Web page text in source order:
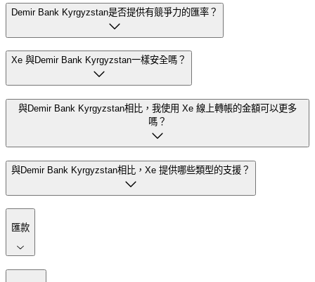
Demir Bank Kyrgyzstan是否提供有競爭力的匯率？
Xe 與Demir Bank Kyrgyzstan一樣安全嗎？
與Demir Bank Kyrgyzstan相比，我使用 Xe 線上轉帳的金額可以更多
嗎？
與Demir Bank Kyrgyzstan相比，Xe 提供哪些類型的支援？
匯款